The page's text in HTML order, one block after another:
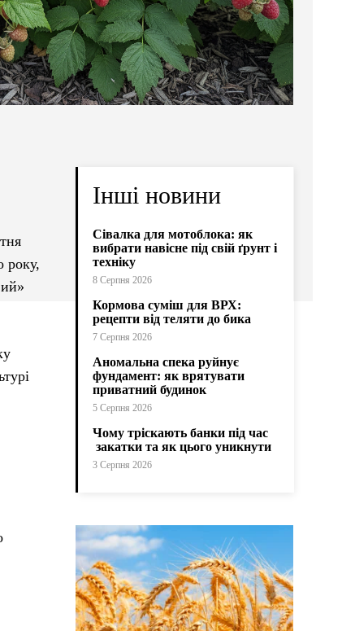
року,
Інші новини
Сівалка для мотоблока: як
вибрати навісне під свій ґрунт і
техніку
8 Серпня 2026
Кормова суміш для ВРХ:
рецепти від теляти до бика
7 Серпня 2026
Аномальна спека руйнує
фундамент: як врятувати
приватний будинок
5 Серпня 2026
Чому тріскають банки під час
закатки та як цього уникнути
3 Серпня 2026